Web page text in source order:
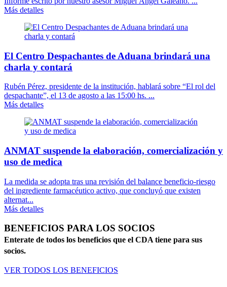
Más detalles
El Centro Despachantes de Aduana brindará una
charla y contará
Rubén Pérez, presidente de la institución, hablará sobre “El rol del
despachante”, el 13 de agosto a las 15:00 hs. ...
Más detalles
ANMAT suspende la elaboración, comercialización y
uso de medica
La medida se adopta tras una revisión del balance beneficio-riesgo
del ingrediente farmacéutico activo, que concluyó que existen
alternat...
Más detalles
BENEFICIOS PARA LOS SOCIOS
Enterate de todos los beneficios que el CDA tiene para sus
socios.
VER TODOS LOS BENEFICIOS